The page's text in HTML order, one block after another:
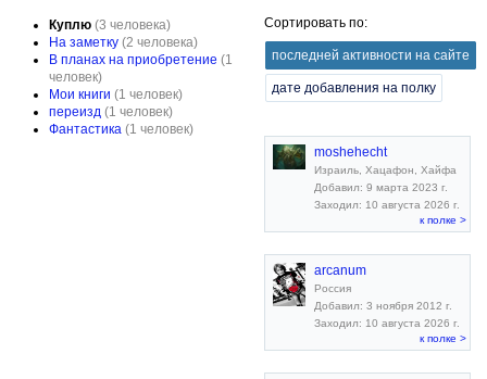
Куплю (3 человека)
На заметку (2 человека)
В планах на приобретение (1
человек)
Мои книги (1 человек)
переизд (1 человек)
Фантастика (1 человек)
Сортировать по:
последней активности на сайте
дате добавления на полку
moshehecht
Израиль, Хацафон, Хайфа
Добавил: 9 марта 2023 г.
Заходил: 10 августа 2026 г.
к полке >
arcanum
Россия
Добавил: 3 ноября 2012 г.
Заходил: 10 августа 2026 г.
к полке >